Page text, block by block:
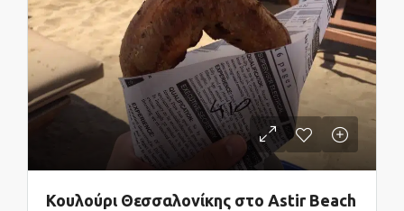
Κουλούρι Θεσσαλονίκης στο Astir Beach